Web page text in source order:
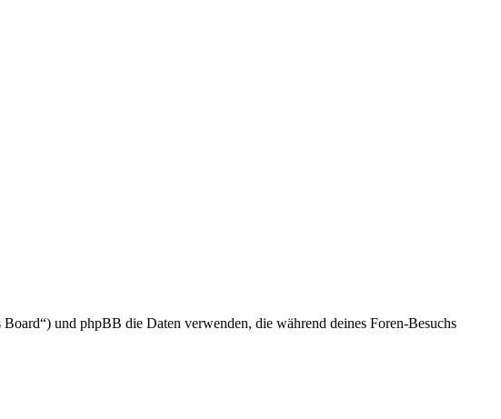
und phpBB die Daten verwenden, die während deines Foren-Besuchs